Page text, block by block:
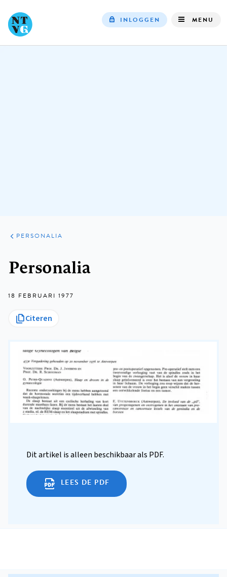
INLOGGEN MENU
ARTIKELEN
VARIA
PERSONALIA
Personalia
18 FEBRUARI 1977
Citeren
Dit artikel is alleen beschikbaar als PDF.
LEES DE PDF